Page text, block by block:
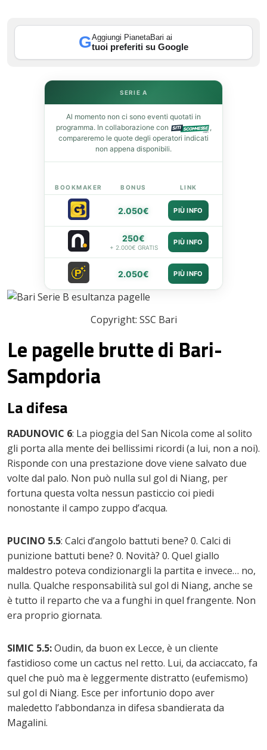
GAggiungi PianetaBari ai
tuoi preferiti su Google
SERIE A
Al momento non ci sono eventi quotati in
programma. In collaborazione con
,
compareremo le quote degli operatori indicati
non appena disponibili.
BOOKMAKER BONUS LINK
2.050€ PIÙ INFO
250€
+ 2.000€ GRATIS
PIÙ INFO
2.050€ PIÙ INFO
Copyright: SSC Bari
Le pagelle brutte di Bari-
Sampdoria
La difesa
RADUNOVIC 6: La pioggia del San Nicola come al solito
gli porta alla mente dei bellissimi ricordi (a lui, non a noi).
Risponde con una prestazione dove viene salvato due
volte dal palo. Non può nulla sul gol di Niang, per
fortuna questa volta nessun pasticcio coi piedi
nonostante il campo zuppo d’acqua.
PUCINO 5.5: Calci d’angolo battuti bene? 0. Calci di
punizione battuti bene? 0. Novità? 0. Quel giallo
maldestro poteva condizionargli la partita e invece… no,
nulla. Qualche responsabilità sul gol di Niang, anche se
è tutto il reparto che va a funghi in quel frangente. Non
era proprio giornata.
SIMIC 5.5:Oudin, da buon ex Lecce, è un cliente
fastidioso come un cactus nel retto. Lui, da acciaccato, fa
quel che può ma è leggermente distratto (eufemismo)
sul gol di Niang. Esce per infortunio dopo aver
maledetto l’abbondanza in difesa sbandierata da
Magalini.